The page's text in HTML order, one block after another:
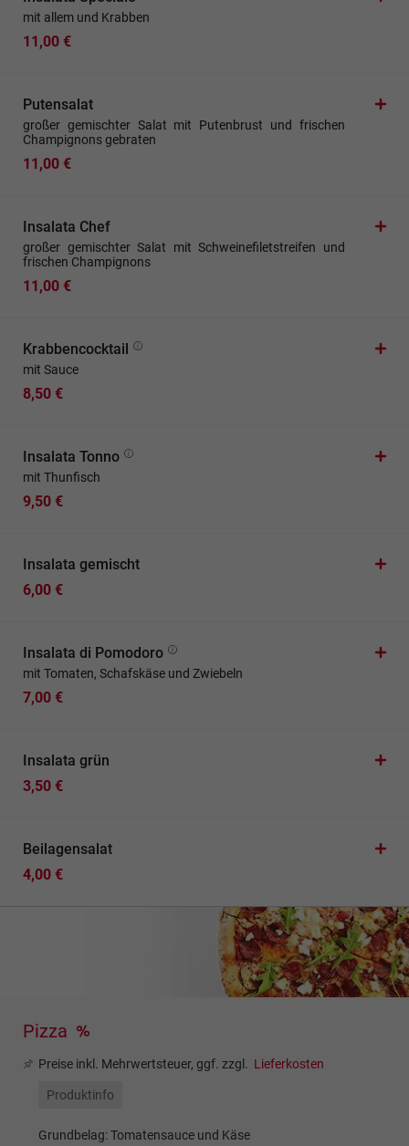
mit allem und Krabben
11,00 €
Putensalat
großer gemischter Salat mit Putenbrust und frischen
Champignons gebraten
11,00 €
Insalata Chef
großer gemischter Salat mit Schweinefiletstreifen und
frischen Champignons
11,00 €
Krabbencocktail
mit Sauce
8,50 €
Insalata Tonno
mit Thunfisch
9,50 €
Insalata gemischt
6,00 €
Insalata di Pomodoro
mit Tomaten, Schafskäse und Zwiebeln
7,00 €
Insalata grün
3,50 €
Beilagensalat
4,00 €
Pizza
Preise inkl. Mehrwertsteuer, ggf. zzgl. Lieferkosten
Produktinfo
Grundbelag: Tomatensauce und Käse